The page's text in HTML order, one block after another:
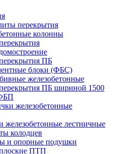
перекрытия
колонны
ПБ
блоки (ФБС)
железобетонные
ПБ шириной 1500
железобетонные
железобетонные лестничные
колодцев
и опорные подушки
ПТП